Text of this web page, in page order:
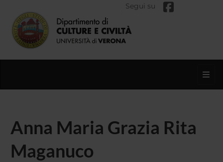
Segui su
Anna Maria Grazia Rita
Maganuco